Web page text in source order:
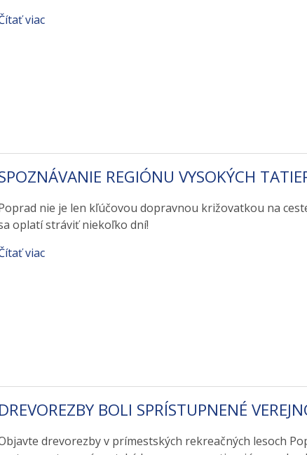
viac
REGIÓNU VYSOKÝCH
nie je len kľúčovou dopravnou križovatkou na
oplatí stráviť niekoľko dní!
viac
DREVOREZBY BOLI SPRÍSTUPNENÉ
drevorezby v prímestských rekreačných lesoch